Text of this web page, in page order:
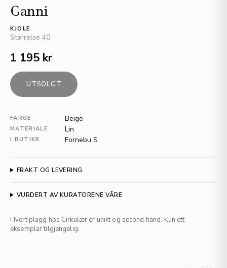
Ganni
KJOLE
Størrelse 40
1 195 kr
UTSOLGT
FARGE Beige
MATERIALE Lin
I BUTIKK Fornebu S
FRAKT OG LEVERING
VURDERT AV KURATORENE VÅRE
Hvert plagg hos Cirkulær er unikt og second hand. Kun ett
eksemplar tilgjengelig.